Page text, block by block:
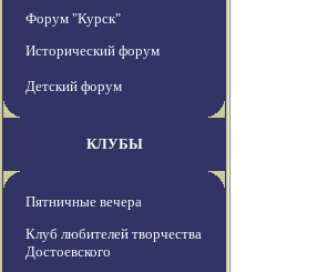
Форум "Курск"
Исторический форум
Детский форум
КЛУБЫ
Пятничные вечера
Клуб любителей творчества
Достоевского